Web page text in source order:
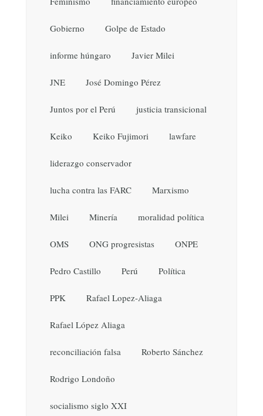
Gobierno Golpe de Estado
informe húngaro Javier Milei
JNE José Domingo Pérez
Juntos por el Perú justicia transicional
Keiko Keiko Fujimori lawfare
liderazgo conservador
lucha contra las FARC Marxismo
Milei Minería moralidad política
OMS ONG progresistas ONPE
Pedro Castillo Perú Política
PPK Rafael Lopez-Aliaga
Rafael López Aliaga
reconciliación falsa Roberto Sánchez
Rodrigo Londoño
socialismo siglo XXI